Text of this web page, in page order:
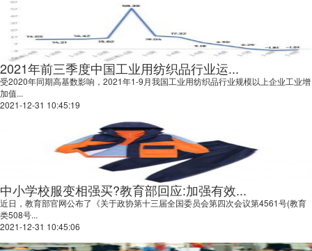
2021年前三季度中国工业用纺织品行业运...
受2020年同期高基数影响，2021年1-9月我国工业用纺织品行业规模以上企业工业增
加值...
2021-12-31 10:45:19
中小学校服变相强买?教育部回应:加强有效...
近日，教育部官网公布了《关于政协第十三届全国委员会第四次会议第4561号(教育
类508号...
2021-12-31 10:45:06